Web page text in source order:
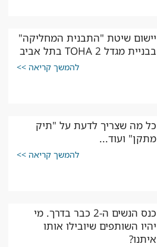
יישום שיטת "התבנית המחליקה"
בבניית מגדל TOHA 2 בתל אביב
להמשך קריאה >>
כל מה שצריך לדעת על "תיק
מתקן" ועוד...
להמשך קריאה >>
כנס הנשים ה-2 כבר בדרך. מי
יהיו השותפים שיובילו אותו
איתנו?